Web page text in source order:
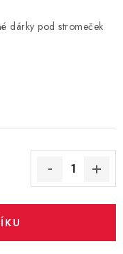
dárky pod stromeček